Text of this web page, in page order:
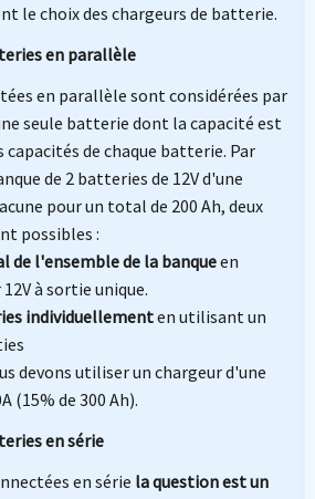
le choix des chargeurs de batterie.
en parallèle
en parallèle sont considérées par
seule batterie dont la capacité est
capacités de chaque batterie. Par
de 2 batteries de 12V d'une
pour un total de 200 Ah, deux
possibles :
de l'ensemble de la banqueen
à sortie unique.
individuellementen utilisant un
devons utiliser un chargeur d'une
(15% de 300 Ah).
en série
en série la question est un